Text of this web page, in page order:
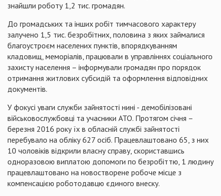
знайшли роботу 1,2 тис. громадян.
До громадських та інших робіт тимчасового характеру
залучено 1,5 тис. безробітних, половина з яких займалися
благоустроєм населених пунктів, впорядкуванням
кладовищ, меморіалів, працювали в управліннях соціального
захисту населення – інформували громадян про порядок
отримання житлових субсидій та оформлення відповідних
документів.
У фокусі уваги служби зайнятості нині - демобілізовані
військовослужбовці та учасники АТО. Протягом січня –
березня 2016 року їх в обласній службі зайнятості
перебувало на обліку 627 осіб. Працевлаштовано 65, з них
10 чоловіків відкрили власну справу, скориставшись
одноразовою виплатою допомоги по безробіттю, 1 людину
працевлаштовано на новостворене робоче місце з
компенсацією роботодавцю єдиного внеску.